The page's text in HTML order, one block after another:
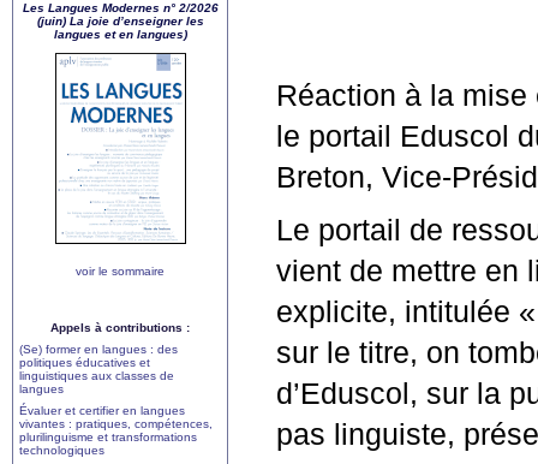
Réaction à la mise
le portail Eduscol
Breton, Vice-
Le portail de
vient de mettre en
explicite, intitulée «
sur le titre, on
d’Eduscol, sur la
pas linguiste,
Les Langues Modernes n° 2/2026
(juin) La joie d’enseigner les
langues et en langues)
voir le sommaire
Appels à contributions :
(Se) former en langues : des
politiques éducatives et
linguistiques aux classes de
langues
Évaluer et certifier en langues
vivantes : pratiques, compétences,
plurilinguisme et transformations
technologiques